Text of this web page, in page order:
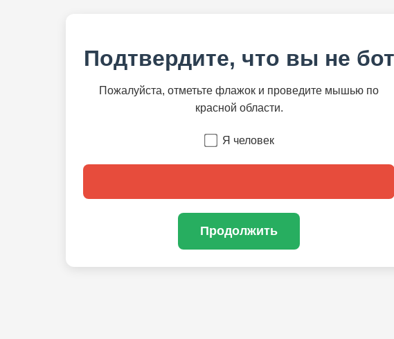
Подтвердите, что вы не бот
Пожалуйста, отметьте флажок и проведите мышью по
красной области.
Я человек
Продолжить